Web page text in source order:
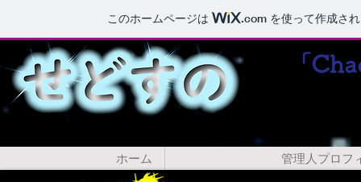
このホームページは .com を使って作成さ
「
ホーム 管理人プロフ